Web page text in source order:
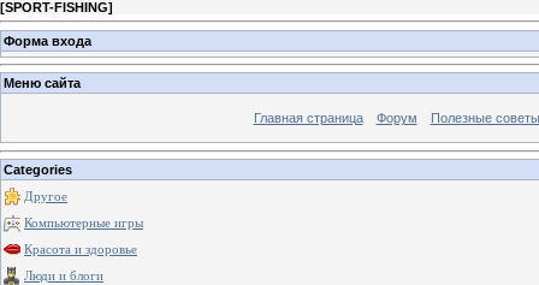
[SPORT-FISHING]
Форма входа
Меню сайта
Главная страница Форум Полезные советы
Categories
Другое
Компьютерные игры
Красота и здоровье
Люди и блоги